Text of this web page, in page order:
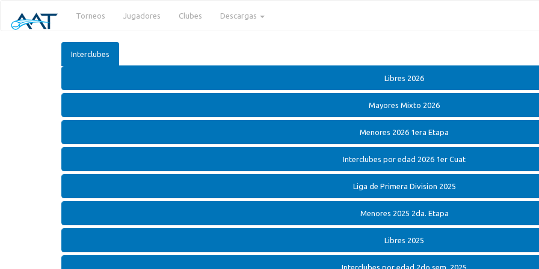
Torneos Jugadores Clubes Descargas
Interclubes
Libres 2026
Mayores Mixto 2026
Menores 2026 1era Etapa
Interclubes por edad 2026 1er Cuat
Liga de Primera Division 2025
Menores 2025 2da. Etapa
Libres 2025
Interclubes por edad 2do sem. 2025